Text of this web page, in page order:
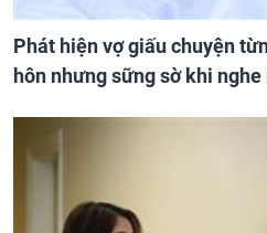
Phát hiện vợ giấu chuyện
hôn nhưng sững sờ khi